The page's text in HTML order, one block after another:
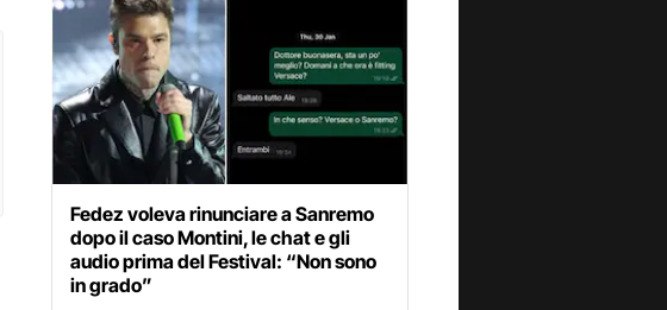
Fedez voleva rinunciare a Sanremo
dopo il caso Montini, le chat e gli
audio prima del Festival: “Non sono
in grado”